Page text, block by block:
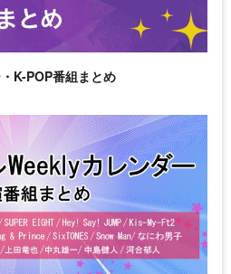
K-POP番組まとめ